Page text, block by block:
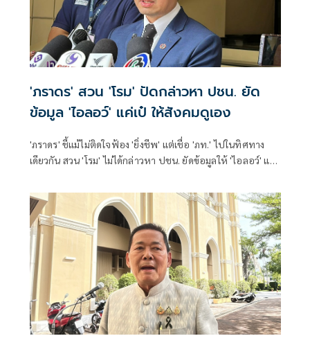
'ภราดร' สวน 'โรม' ปัดกล่าวหา ปชน. ยัด
ข้อมูล 'ไอลอว์' แค่เป๋ ให้สังคมดูเอง
'ภราดร' ชี้แม้ไม่ติดใจฟ้อง 'ยิ่งชีพ' แต่เชื่อ 'ภท.' ไปในทิศทาง
เดียวกัน สวน 'โรม' ไม่ได้กล่าวหา ปชน. ยัดข้อมูลให้ 'ไอลอว์' แค่
สังคมดูเอง